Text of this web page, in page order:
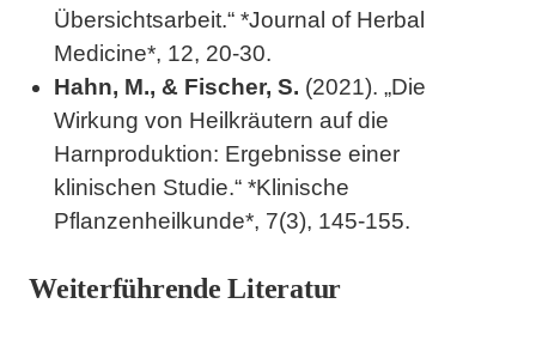
Übersichtsarbeit.“ *Journal of Herbal
Medicine*, 12, 20-30.
Hahn, M., & Fischer, S. (2021). „Die
Wirkung von Heilkräutern auf die
Harnproduktion: Ergebnisse einer
klinischen Studie.“ *Klinische
Pflanzenheilkunde*, 7(3), 145-155.
Weiterführende Literatur